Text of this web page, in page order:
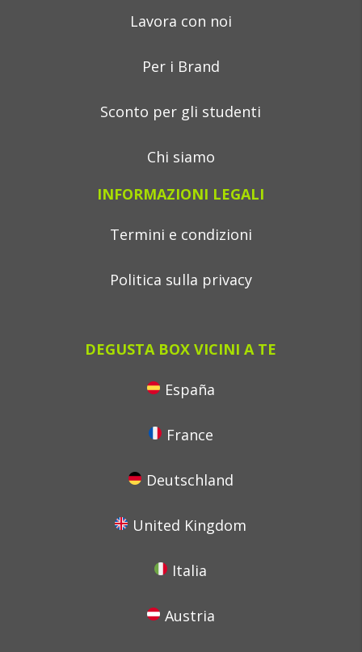
Lavora con noi
Per i Brand
Sconto per gli studenti
Chi siamo
INFORMAZIONI LEGALI
Termini e condizioni
Politica sulla privacy
DEGUSTA BOX VICINI A TE
España
France
Deutschland
United Kingdom
Italia
Austria